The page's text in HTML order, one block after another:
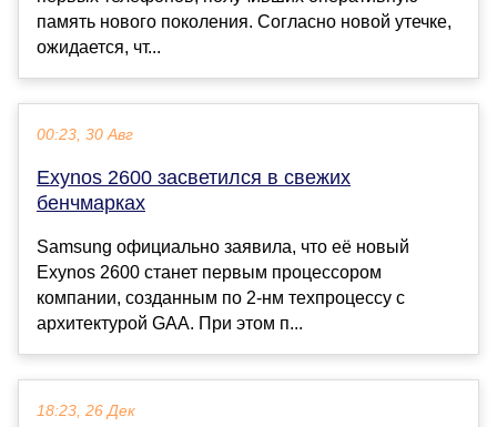
память нового поколения. Согласно новой утечке,
ожидается, чт...
00:23, 30 Авг
Exynos 2600 засветился в свежих
бенчмарках
Samsung официально заявила, что её новый
Exynos 2600 станет первым процессором
компании, созданным по 2-нм техпроцессу с
архитектурой GAA. При этом п...
18:23, 26 Дек